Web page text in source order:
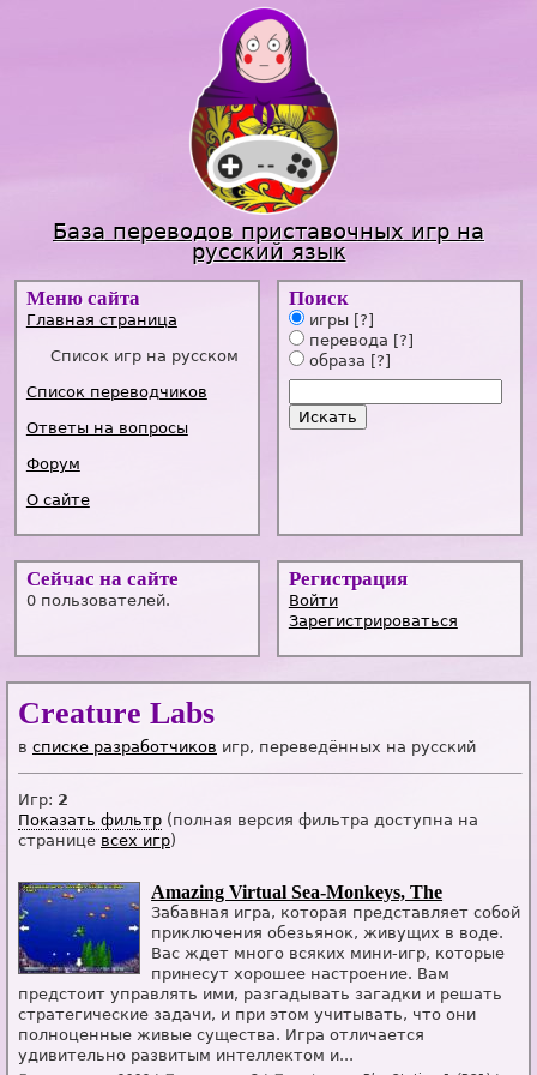
Jump to navigation
База переводов приставочных игр на
русский язык
Меню сайта
Главная страница
Список игр на русском
Список переводчиков
Ответы на вопросы
Форум
О сайте
Поиск
игры [?]
перевода [?]
образа [?]
Сейчас на сайте
0 пользователей.
Регистрация
Войти
Зарегистрироваться
Creature Labs
в списке разработчиков игр, переведённых на русский
Игр: 2
Показать фильтр (полная версия фильтра доступна на
странице всех игр)
Amazing Virtual Sea-Monkeys, The
Забавная игра, которая представляет собой
приключения обезьянок, живущих в воде.
Вас ждет много всяких мини-игр, которые
принесут хорошее настроение. Вам
предстоит управлять ими, разгадывать загадки и решать
стратегические задачи, и при этом учитывать, что они
полноценные живые существа. Игра отличается
удивительно развитым интеллектом и...